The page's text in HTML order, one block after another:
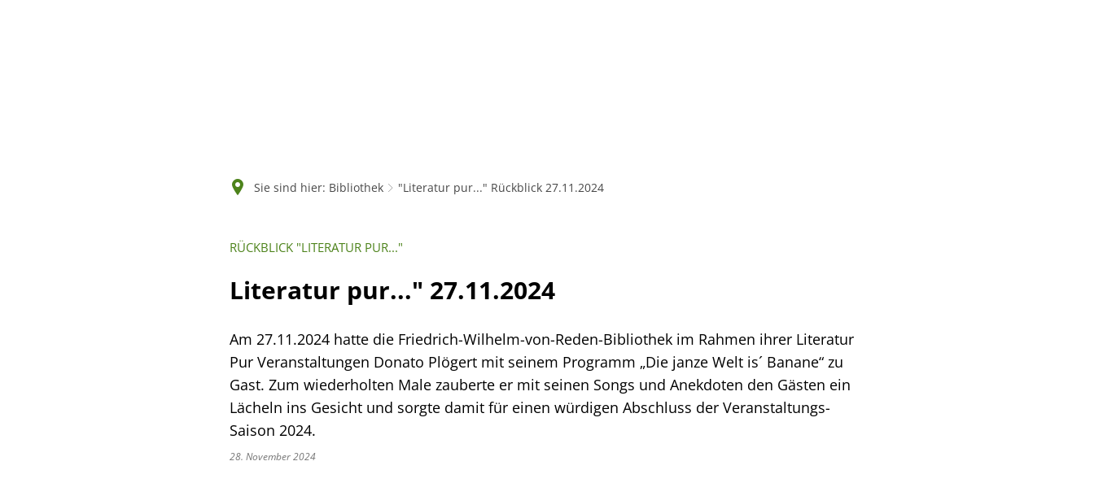
Sie sind hier: Bibliothek "Literatur pur..." Rückblick 27.11.2024
RÜCKBLICK "LITERATUR PUR..."
Literatur pur..." 27.11.2024
Am 27.11.2024 hatte die Friedrich-Wilhelm-von-Reden-Bibliothek im Rahmen ihrer Literatur
Pur Veranstaltungen Donato Plögert mit seinem Programm „Die janze Welt is´ Banane“ zu
Gast. Zum wiederholten Male zauberte er mit seinen Songs und Anekdoten den Gästen ein
Lächeln ins Gesicht und sorgte damit für einen würdigen Abschluss der Veranstaltungs-
Saison 2024.
28. November 2024